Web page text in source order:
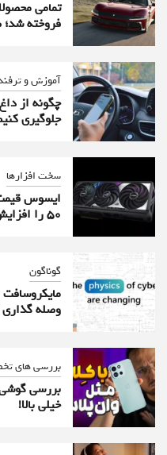
فروخته
آموزش و
چگونه از
جلوگیری
سخت افزارها
50 را افزایش داد
گوناگون
وصله گذاری
بررسی های
خیلی بالا!